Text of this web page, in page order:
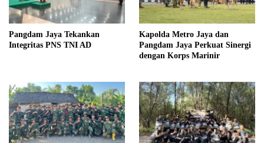
Pangdam Jaya Tekankan
Integritas PNS TNI AD
Kapolda Metro Jaya dan
Pangdam Jaya Perkuat Sinergi
dengan Korps Marinir